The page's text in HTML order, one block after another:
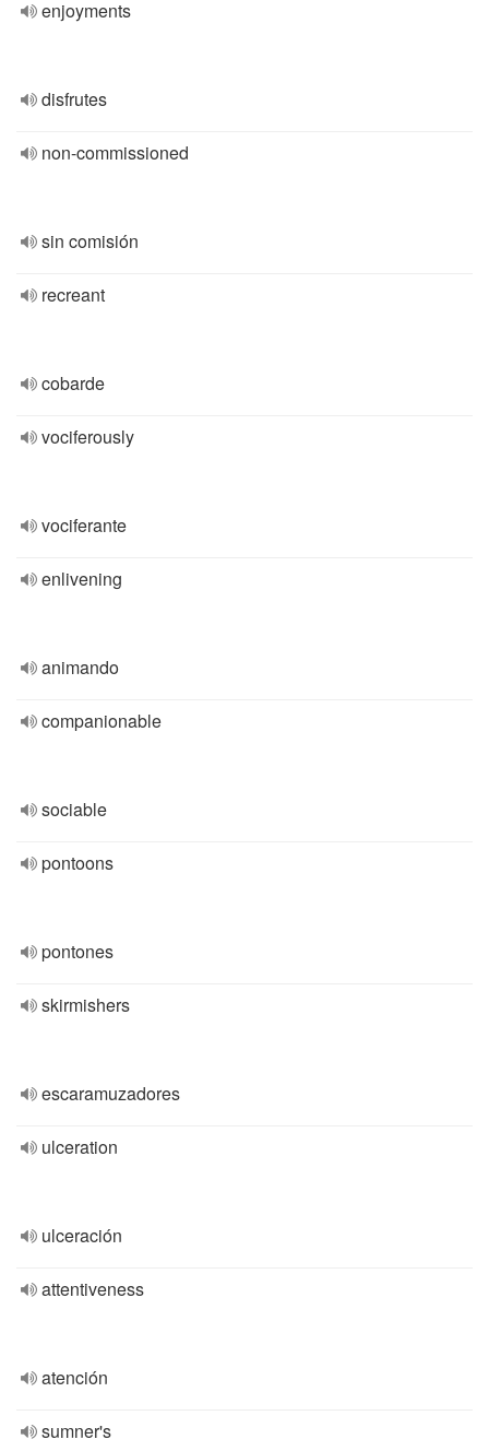
enjoyments
disfrutes
non-commissioned
sin comisión
recreant
cobarde
vociferously
vociferante
enlivening
animando
companionable
sociable
pontoons
pontones
skirmishers
escaramuzadores
ulceration
ulceración
attentiveness
atención
sumner's